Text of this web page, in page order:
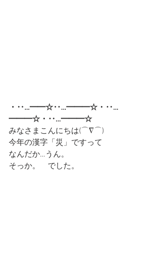
・‥…━━☆‥…━━━☆・‥…
━━━☆・‥…━━━☆
みなさまこんにちは(⌒∇⌒)
今年の漢字「災」ですって
なんだか…うん。
そっか。　でした。